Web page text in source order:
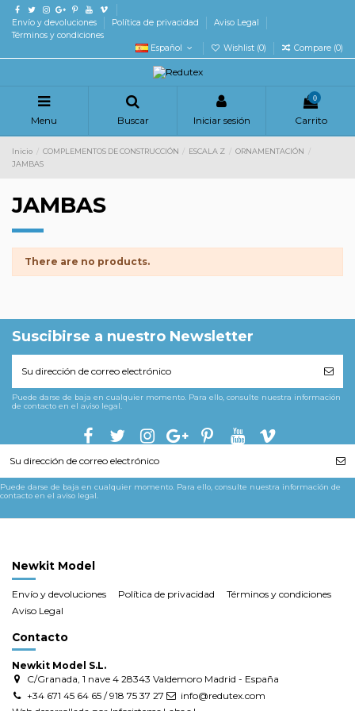
Envío y devoluciones Política de privacidad
Aviso Legal
Términos y condiciones
Español
Wishlist (0) Compare (0)
Menu Buscar Iniciar sesión
0
Carrito
Inicio COMPLEMENTOS DE CONSTRUCCIÓN ESCALA Z
ORNAMENTACIÓN
JAMBAS
JAMBAS
There are no products.
Suscibirse a nuestro Newsletter
Puede darse de baja en cualquier momento. Para ello, consulte nuestra información
de contacto en el aviso legal.
Puede darse de baja en cualquier momento. Para ello, consulte nuestra información de
contacto en el aviso legal.
Newkit Model
Envío y devoluciones Política de privacidad
Términos y condiciones
Aviso Legal
Contacto
Newkit Model S.L.
C/Granada, 1 nave 4 28343 Valdemoro Madrid - España
+34 671 45 64 65 / 918 75 37 27
info@redutex.com